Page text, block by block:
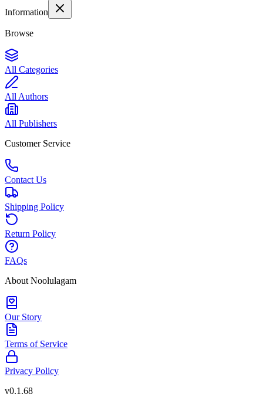
Information
Browse
All Categories
All Authors
All Publishers
Customer Service
Contact Us
Shipping Policy
Return Policy
FAQs
About Noolulagam
Our Story
Terms of Service
Privacy Policy
v0.1.68